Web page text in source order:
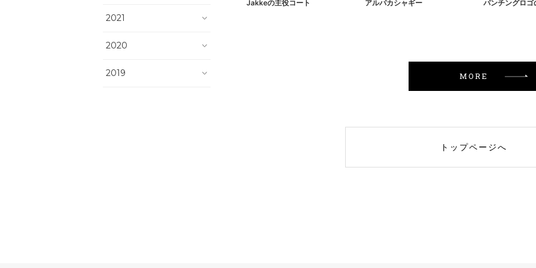
Jakkeの主役コート アルパカシャギー パンチングロゴ
MORE
トップページへ
2021
2020
2019